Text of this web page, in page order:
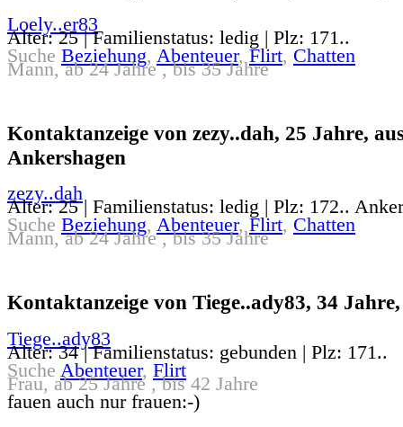
Loely..er83
Alter: 25 | Familienstatus: ledig | Plz: 171..
Suche Beziehung, Abenteuer, Flirt, Chatten
Mann, ab 24 Jahre , bis 35 Jahre
Kontaktanzeige von zezy..dah, 25 Jahre,
Ankershagen
zezy..dah
Alter: 25 | Familienstatus: ledig | Plz: 172..
Suche Beziehung, Abenteuer, Flirt, Chatten
Mann, ab 24 Jahre , bis 35 Jahre
Kontaktanzeige von Tiege..ady83, 34
Tiege..ady83
Alter: 34 | Familienstatus: gebunden | Plz: 171..
Suche Abenteuer, Flirt
Frau, ab 25 Jahre , bis 42 Jahre
fauen auch nur frauen:-)